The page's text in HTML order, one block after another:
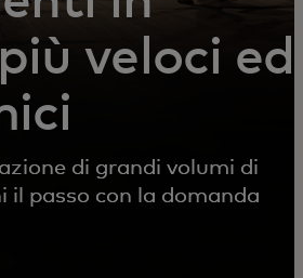
veloci ed
di grandi volumi di
il passo con la domanda